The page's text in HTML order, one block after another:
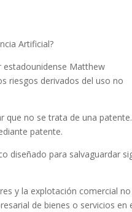
Artificial?
Matthew
riesgos derivados del uso no
que no se trata de una patente.
patente.
diseñado para salvaguardar
y la explotación comercial no
de bienes o servicios en